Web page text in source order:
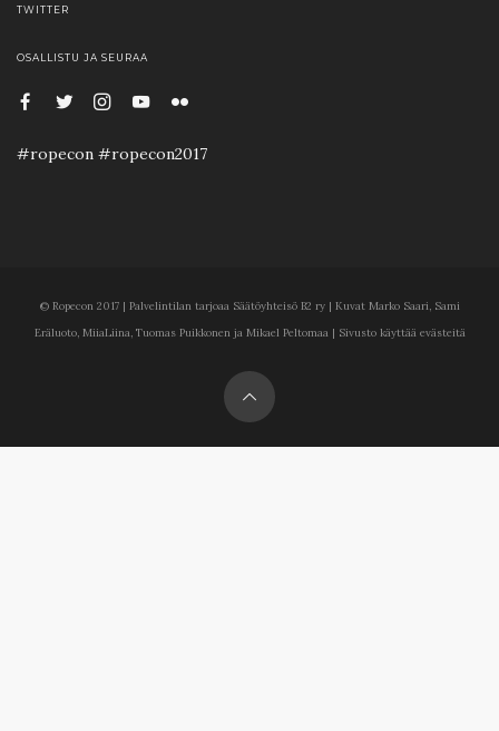
TWITTER
OSALLISTU JA SEURAA
#ropecon #ropecon2017
© Ropecon 2017 | Palvelintilan tarjoaa Säätöyhteisö B2 ry | Kuvat Marko Saari, Sami
Eräluoto, MiiaLiina, Tuomas Puikkonen ja Mikael Peltomaa | Sivusto käyttää evästeitä